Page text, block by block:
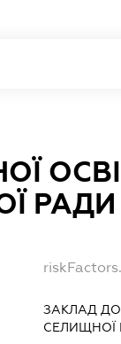
РАДИ
ЗАКЛАД
СЕЛИЩНОЇ